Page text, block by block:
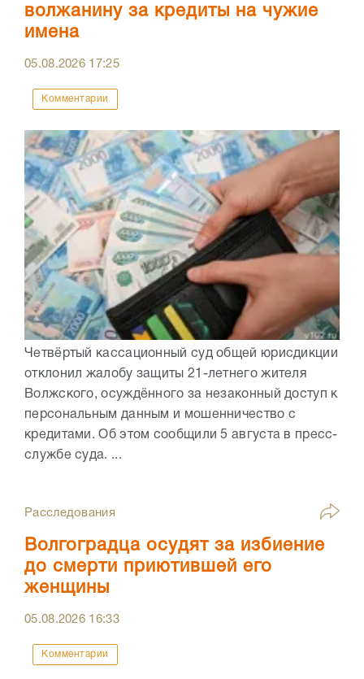
волжанину за кредиты на чужие
имена
05.08.2026 17:25
Комментарии
Четвёртый кассационный суд общей юрисдикции
отклонил жалобу защиты 21-летнего жителя
Волжского, осуждённого за незаконный доступ к
персональным данным и мошенничество с
кредитами. Об этом сообщили 5 августа в пресс-
службе суда. ...
Расследования
Волгоградца осудят за избиение
до смерти приютившей его
женщины
05.08.2026 16:33
Комментарии